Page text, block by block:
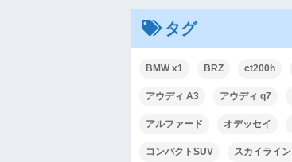
タグ
BMW x1 BRZ ct200h
アウディ A3 アウディ q7
アルファード オデッセイ
コンパクトSUV スカイライン